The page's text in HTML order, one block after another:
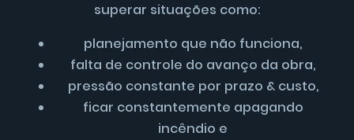
superar situações como:
planejamento que não funciona,
falta de controle do avanço da obra,
pressão constante por prazo & custo,
ficar constantemente apagando
incêndio e